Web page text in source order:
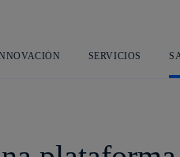
principal
SERVICIOS